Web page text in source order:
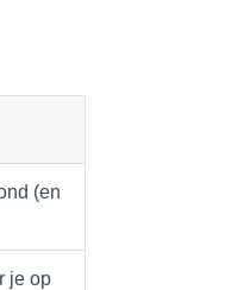
(en
je op